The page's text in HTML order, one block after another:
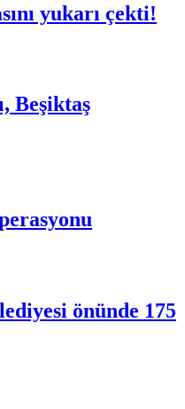
yukarı çekti!
Beşiktaş
önünde 175